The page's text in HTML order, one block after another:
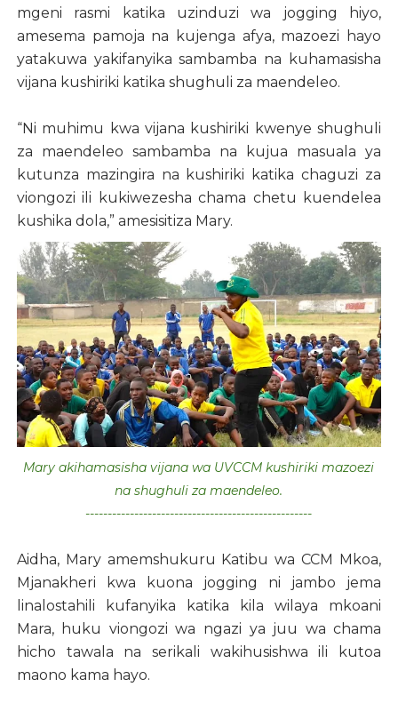
mgeni rasmi katika uzinduzi wa jogging hiyo,
amesema pamoja na kujenga afya, mazoezi hayo
yatakuwa yakifanyika sambamba na kuhamasisha
vijana kushiriki katika shughuli za maendeleo.
“Ni muhimu kwa vijana kushiriki kwenye shughuli
za maendeleo sambamba na kujua masuala ya
kutunza mazingira na kushiriki katika chaguzi za
viongozi ili kukiwezesha chama chetu kuendelea
kushika dola,” amesisitiza Mary.
Mary akihamasisha vijana wa UVCCM kushiriki mazoezi
na shughuli za maendeleo.
---------------------------------------------------
Aidha, Mary amemshukuru Katibu wa CCM Mkoa,
Mjanakheri kwa kuona jogging ni jambo jema
linalostahili kufanyika katika kila wilaya mkoani
Mara, huku viongozi wa ngazi ya juu wa chama
hicho tawala na serikali wakihusishwa ili kutoa
maono kama hayo.